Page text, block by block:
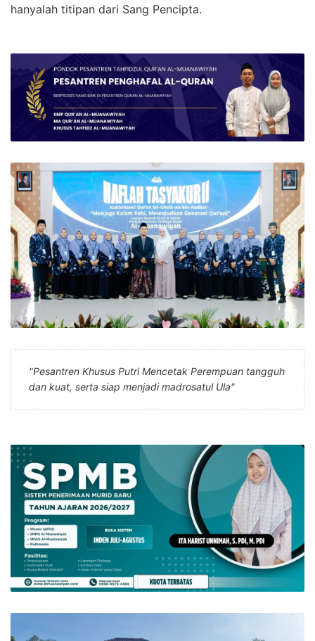
hanyalah titipan dari Sang Pencipta.
"Pesantren Khusus Putri Mencetak Perempuan tangguh
dan kuat, serta siap menjadi madrosatul Ula"